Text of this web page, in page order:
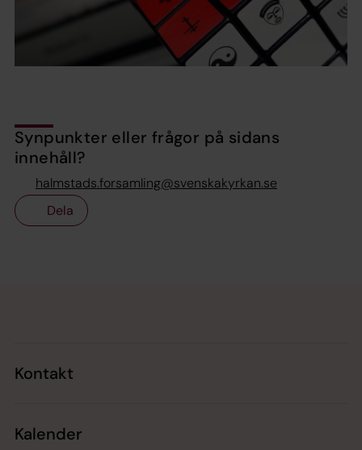
Synpunkter eller frågor på sidans
innehåll?
halmstads.forsamling@svenskakyrkan.se
Dela
Kontakt
Kalender